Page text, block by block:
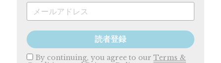
読者登録
By continuing, you agree to our Terms &